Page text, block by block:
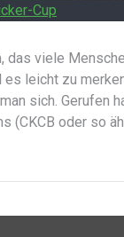
das viele
leicht zu
sich. Gerufen
(CKCB oder so